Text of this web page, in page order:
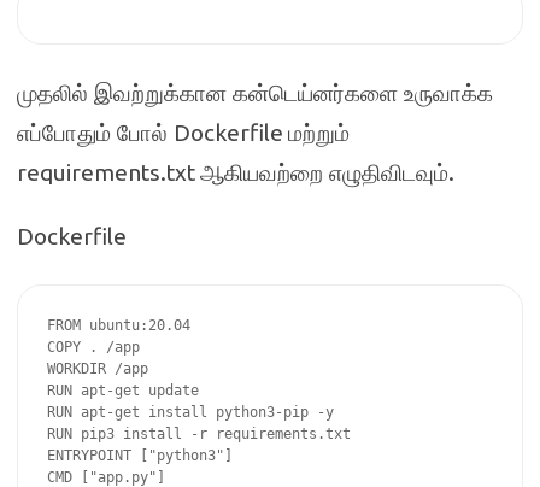
முதலில் இவற்றுக்கான கன்டெய்னர்களை உருவாக்க
எப்போதும் போல் Dockerfile மற்றும்
requirements.txtஆகியவற்றை எழுதிவிடவும்.
Dockerfile
FROM ubuntu:20.04
COPY . /app
WORKDIR /app
RUN apt-get update
RUN apt-get install python3-pip -y
RUN pip3 install -r requirements.txt
ENTRYPOINT ["python3"]
CMD ["app.py"]